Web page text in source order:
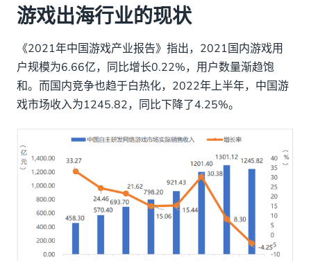
游戏出海行业的现状
重视新兴市场和高价值市场
深入本地化合作
牌持久发展
面对纷繁复杂的国际环境，CM.com来助力
游戏出海行业的现状
《2021年中国游戏产业报告》指出，2021国内游戏用
户规模为6.66亿，同比增长0.22%，用户数量渐趋饱
和。而国内竞争也趋于白热化，2022年上半年，中国游
戏市场收入为1245.82，同比下降了4.25%。